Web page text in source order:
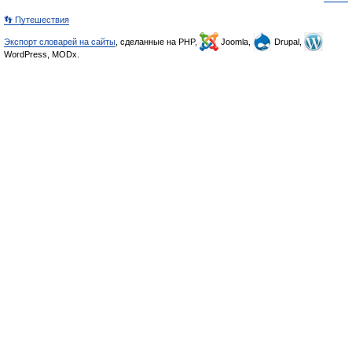
👣 Путешествия
Экспорт словарей на сайты , сделанные на PHP, Joomla,
Drupal,
WordPress, MODx.